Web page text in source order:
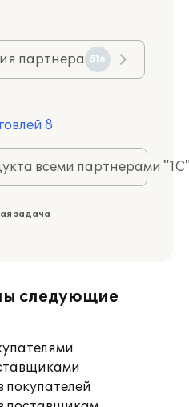
партнера 516
8
всеми партнерами
задача
следующие